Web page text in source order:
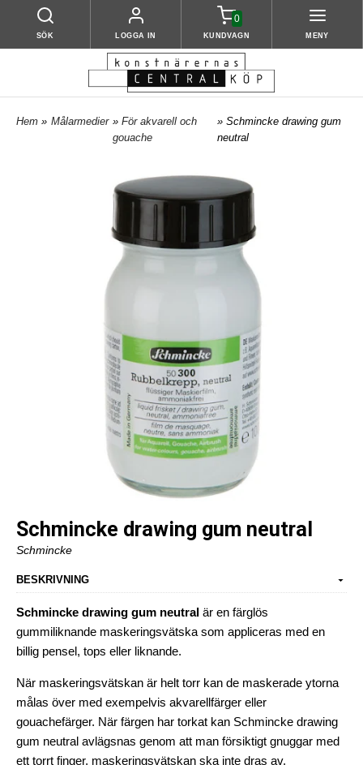
SÖK LOGGA IN
0
KUNDVAGN MENY
Hem » Målarmedier » För akvarell och
gouache
» Schmincke drawing gum
neutral
Schmincke drawing gum neutral
Schmincke
BESKRIVNING
Schmincke drawing gum neutral är en färglös
gummiliknande maskeringsvätska som appliceras med en
billig pensel, tops eller liknande.
När maskeringsvätskan är helt torr kan de maskerade ytorna
målas över med exempelvis akvarellfärger eller
gouachefärger. När färgen har torkat kan Schmincke drawing
gum neutral avlägsnas genom att man försiktigt gnuggar med
ett torrt finger, maskeringsvätskan ska inte dras av.